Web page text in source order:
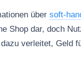
über soft-
Shop dar, doch
verleitet, Geld